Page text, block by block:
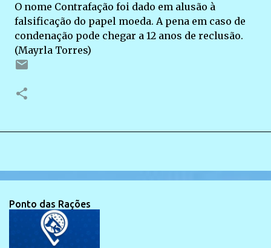
O nome Contrafação foi dado em alusão à
falsificação do papel moeda. A pena em caso de
condenação pode chegar a 12 anos de reclusão.
(Mayrla Torres)
Ponto das Rações